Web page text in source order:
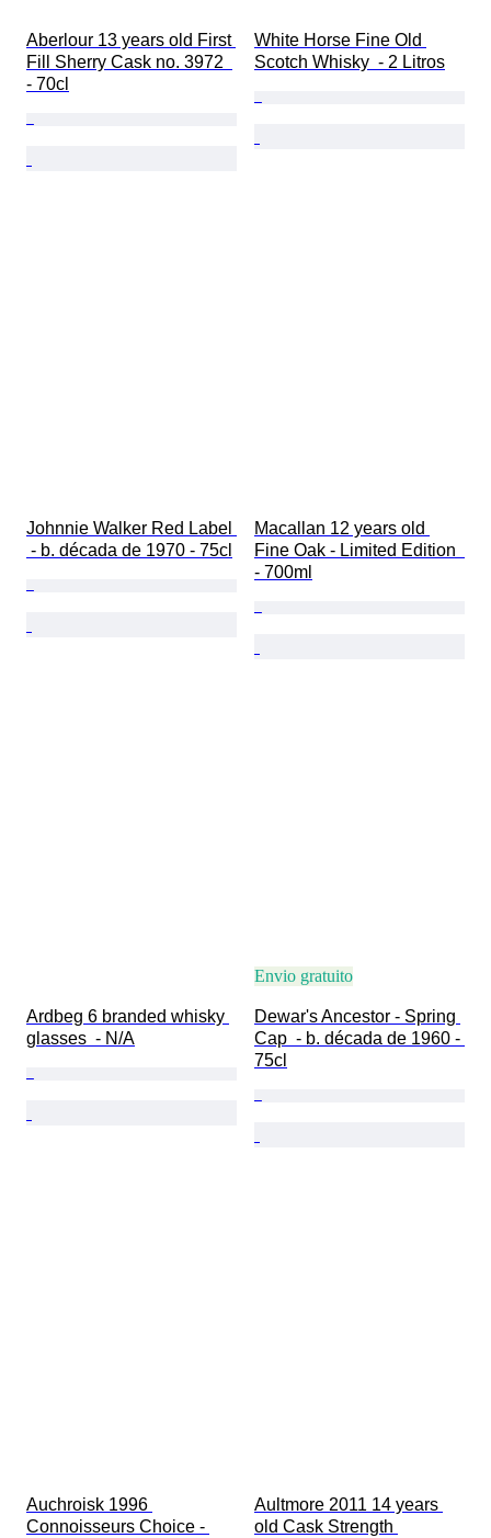
Aberlour 13 years old First
Fill Sherry Cask no. 3972
- 70cl
White Horse Fine Old
Scotch Whisky  - 2 Litros
Johnnie Walker Red Label
- b. década de 1970 - 75cl
Macallan 12 years old
Fine Oak - Limited Edition
- 700ml
Ardbeg 6 branded whisky
glasses  - N/A
Envio gratuito
Dewar's Ancestor - Spring
Cap  - b. década de 1960 -
75cl
Auchroisk 1996
Connoisseurs Choice -
Aultmore 2011 14 years
old Cask Strength